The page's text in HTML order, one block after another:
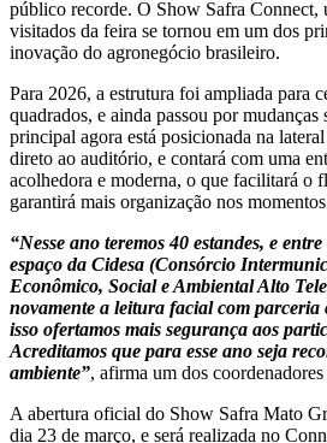
público recorde. O Show Safra Connect,
visitados da feira se tornou em um dos
inovação do agronegócio brasileiro.
Para 2026, a estrutura foi ampliada para
quadrados, e ainda passou por
principal agora está posicionada na
direto ao auditório, e contará com uma
acolhedora e moderna, o que facilitará o
garantirá mais organização nos
“Nesse ano teremos 40 estandes, e
espaço da Cidesa (Consórcio
Econômico, Social e Ambiental Alto
novamente a leitura facial com parceria
isso ofertamos mais segurança aos
Acreditamos que para esse ano seja
ambiente”, afirma um dos
A abertura oficial do Show Safra Mato
dia 23 de março, e será realizada no